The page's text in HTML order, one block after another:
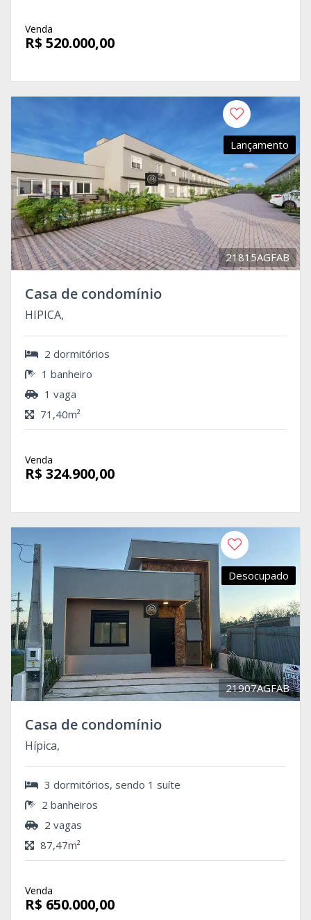
Venda
R$ 520.000,00
Lançamento
21815AGFAB
Casa de condomínio
HIPICA,
2 dormitórios
1 banheiro
1 vaga
71,40m²
Venda
R$ 324.900,00
Desocupado
21907AGFAB
Casa de condomínio
Hípica,
3 dormitórios, sendo 1 suíte
2 banheiros
2 vagas
87,47m²
Venda
R$ 650.000,00